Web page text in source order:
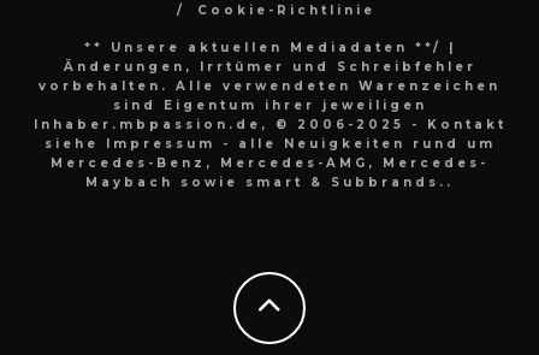
Cookie-Richtlinie
** Unsere aktuellen Mediadaten **/
|
Änderungen, Irrtümer und Schreibfehler
vorbehalten. Alle verwendeten Warenzeichen
sind Eigentum ihrer jeweiligen
Inhaber.mbpassion.de, © 2006-2025 - Kontakt
siehe Impressum - alle Neuigkeiten rund um
Mercedes-Benz, Mercedes-AMG, Mercedes-
Maybach sowie smart & Subbrands..